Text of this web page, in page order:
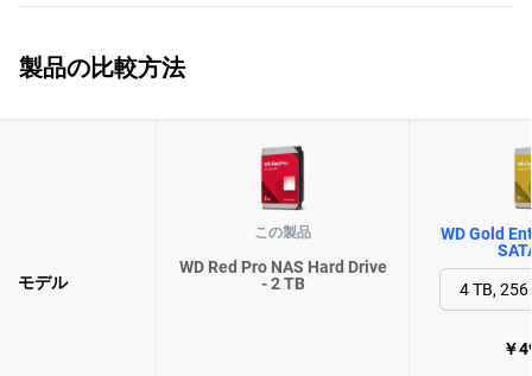
製品の比較方法
モデル
この製品
WD Red Pro NAS Hard Drive
- 2 TB
WD Gold
￥